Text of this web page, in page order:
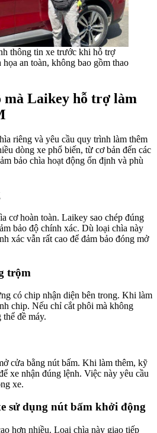
thông tin xe trước khi hỗ trợ
an toàn, không bao gồm thao
mà Laikey hỗ trợ làm
riêng và yêu cầu quy trình làm thêm
dòng xe phổ biến, từ cơ bản đến các
bảo chìa hoạt động ổn định và phù
cơ hoàn toàn. Laikey sao chép đúng
bảo độ chính xác. Dù loại chìa này
xác vẫn rất cao để đảm bảo đóng mở
trộm
có chip nhận diện bên trong. Khi làm
chip. Nếu chỉ cắt phôi mà không
đề máy.
cửa bằng nút bấm. Khi làm thêm, kỹ
xe nhận đúng lệnh. Việc này yêu cầu
xe.
sử dụng nút bấm khởi động
hơn nhiều. Loại chìa này giao tiếp